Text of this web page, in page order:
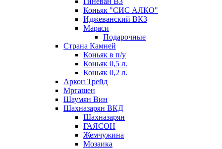
Коньяк "СИС АЛКО"
Иджеванский ВКЗ
Мараси
Подарочные
Страна Камней
Коньяк в п/у
Коньяк 0,5 л.
Коньяк 0,2 л.
Аркон Трейд
Мргашен
Шаумян Вин
Шахназарян ВКД
Шахназарян
ГАЯСОН
Жемчужина
Мозаика